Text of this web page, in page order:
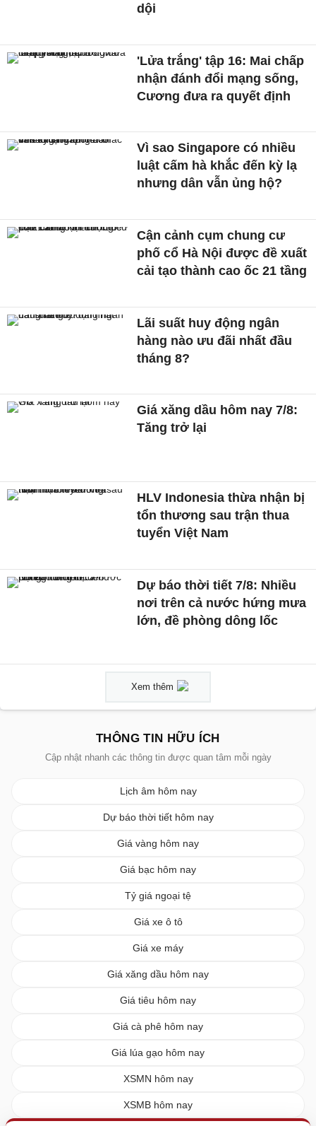
dội
'Lửa trắng' tập 16: Mai chấp
nhận đánh đổi mạng sống,
Cương đưa ra quyết định
Vì sao Singapore có nhiều
luật cấm hà khắc đến kỳ lạ
nhưng dân vẫn ủng hộ?
Cận cảnh cụm chung cư
phố cổ Hà Nội được đề xuất
cải tạo thành cao ốc 21 tầng
Lãi suất huy động ngân
hàng nào ưu đãi nhất đầu
tháng 8?
Giá xăng dầu hôm nay 7/8:
Tăng trở lại
HLV Indonesia thừa nhận bị
tổn thương sau trận thua
tuyển Việt Nam
Dự báo thời tiết 7/8: Nhiều
nơi trên cả nước hứng mưa
lớn, đề phòng dông lốc
Xem thêm
THÔNG TIN HỮU ÍCH
Cập nhật nhanh các thông tin được quan tâm mỗi ngày
Lịch âm hôm nay
Dự báo thời tiết hôm nay
Giá vàng hôm nay
Giá bạc hôm nay
Tỷ giá ngoại tệ
Giá xe ô tô
Giá xe máy
Giá xăng dầu hôm nay
Giá tiêu hôm nay
Giá cà phê hôm nay
Giá lúa gạo hôm nay
XSMN hôm nay
XSMB hôm nay